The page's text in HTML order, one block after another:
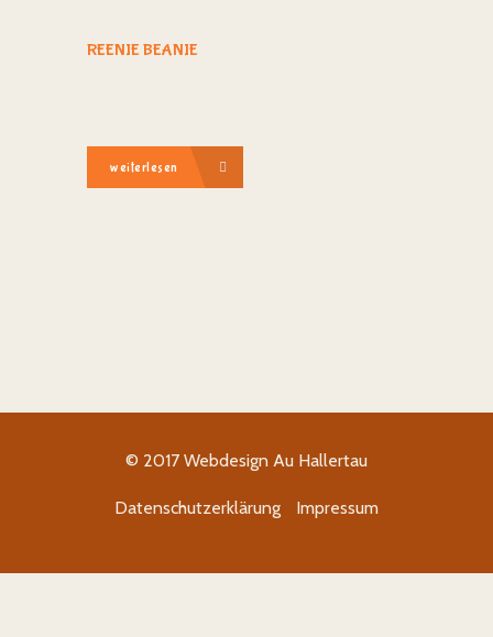
REENIE BEANIE
weiterlesen
© 2017 Webdesign Au Hallertau
Datenschutzerklärung Impressum